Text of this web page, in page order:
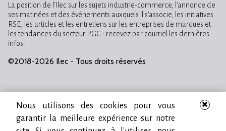
La position de l’Ilec sur les sujets industrie-commerce, l’annonce de
ses matinées et des événements auxquels il s’associe, les initiatives
RSE, les articles et les entretiens sur les entreprises de marques et
les tendances du secteur PGC : recevez par courriel les dernières
infos.
©2018-2026 Ilec - Tous droits réservés
Nous utilisons des cookies pour vous
garantir la meilleure expérience sur notre